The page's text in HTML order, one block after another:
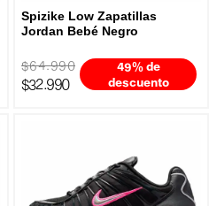
Spizike Low Zapatillas
Jordan Bebé Negro
$64.990
$32.990
49% de
descuento